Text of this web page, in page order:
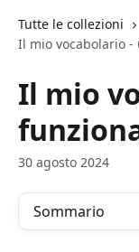
Tutte le collezioni
Il mio vocabolario -
Il mio
30 agosto 2024
Sommario